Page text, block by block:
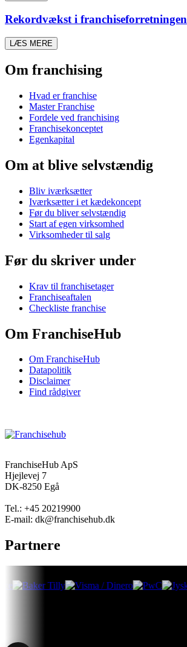
Rekordvækst i franchiseforretningen
LÆS MERE
Om franchising
Hvad er franchise
Master Franchise
Fordele ved franchising
Franchisekonceptet
Egenkapital
Om at blive selvstændig
Bliv iværksætter
Iværksætter i et kædekoncept
Før du bliver selvstændig
Start af egen virksomhed
Virksomheder til salg
Før du skriver under
Krav til franchisetager
Franchiseaftalen
Checkliste franchise
Om FranchiseHub
Om FranchiseHub
Datapolitik
Disclaimer
Find rådgiver
FranchiseHub ApS
Hjejlevej 7
DK-8250 Egå
Tel.: +45 20219900
E-mail: dk@franchisehub.dk
Partnere